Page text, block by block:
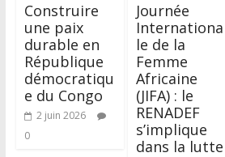
Construire
une paix
durable en
République
démocratiqu
e du Congo
2 juin 2026
0
Journée
Internationa
le de la
Femme
Africaine
(JIFA) : le
RENADEF
s’implique
dans la lutte